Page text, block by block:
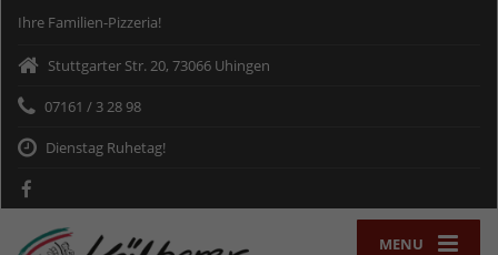
Ihre Familien-Pizzeria!
Stuttgarter Str. 20, 73066 Uhingen
07161 / 3 28 98
Dienstag Ruhetag!
MENU